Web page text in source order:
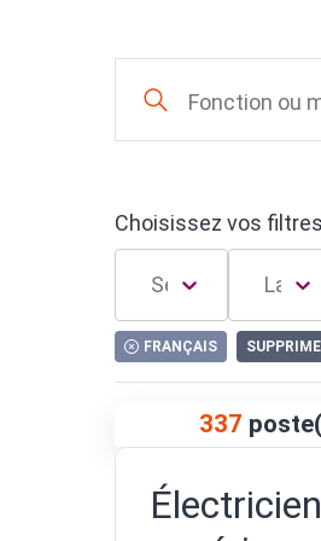
Choisissez vos
FRANÇAIS
337